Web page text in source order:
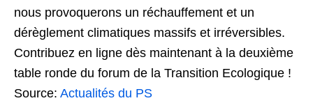
nous provoquerons un réchauffement et un
dérèglement climatiques massifs et irréversibles.
Contribuez en ligne dès maintenant à la deuxième
table ronde du forum de la Transition Ecologique !
Source: Actualités du PS